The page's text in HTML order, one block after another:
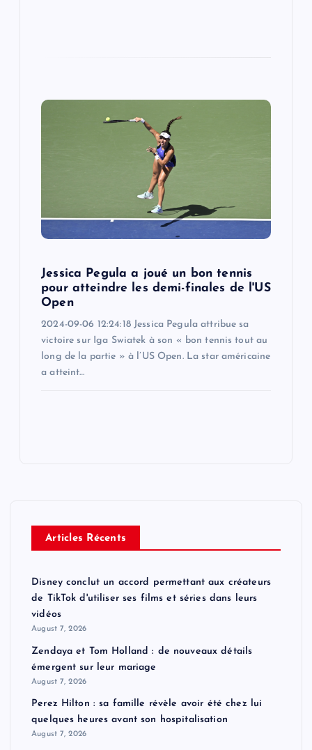
Jessica Pegula a joué un bon tennis
pour atteindre les demi-finales de l'US
Open
2024-09-06 12:24:18 Jessica Pegula attribue sa
victoire sur Iga Swiatek à son « bon tennis tout au
long de la partie » à l’US Open. La star américaine
a atteint…
Articles Récents
Disney conclut un accord permettant aux créateurs
de TikTok d'utiliser ses films et séries dans leurs
vidéos
August 7, 2026
Zendaya et Tom Holland : de nouveaux détails
émergent sur leur mariage
August 7, 2026
Perez Hilton : sa famille révèle avoir été chez lui
quelques heures avant son hospitalisation
August 7, 2026